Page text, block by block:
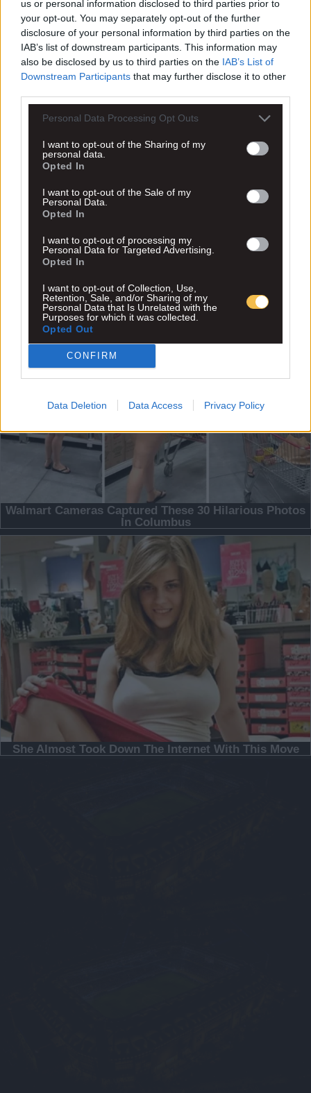
us or personal information disclosed to third parties prior to
your opt-out. You may separately opt-out of the further
disclosure of your personal information by third parties on the
IAB’s list of downstream participants. This information may
also be disclosed by us to third parties on the IAB’s List of
Downstream Participants that may further disclose it to other
Personal Data Processing Opt Outs
I want to opt-out of the Sharing of my
personal data.
Opted In
I want to opt-out of the Sale of my
Personal Data.
Opted In
I want to opt-out of processing my
Personal Data for Targeted Advertising.
Opted In
I want to opt-out of Collection, Use,
Retention, Sale, and/or Sharing of my
Personal Data that Is Unrelated with the
Purposes for which it was collected.
Opted Out
CONFIRM
Data Deletion Data Access Privacy Policy